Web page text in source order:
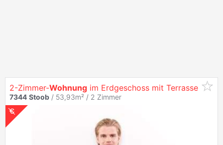
2-Zimmer-Wohnung im Erdgeschoss mit Terrasse
7344 Stoob / 53,93m² / 2 Zimmer